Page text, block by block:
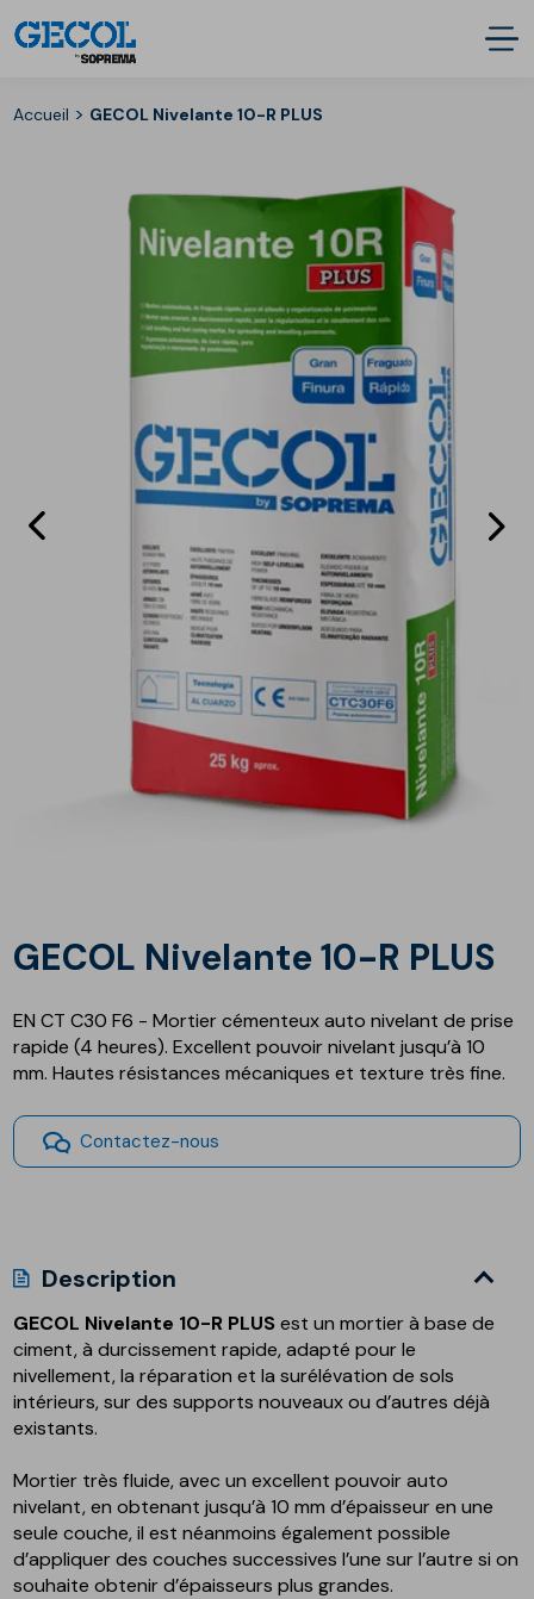
Accueil > GECOL Nivelante 10-R PLUS
précédent
GECOL Nivelante 10-R PLUS
EN CT C30 F6 - Mortier cémenteux auto nivelant de prise
rapide (4 heures). Excellent pouvoir nivelant jusqu’à 10
mm. Hautes résistances mécaniques et texture très fine.
Contactez-nous
Description
GECOL Nivelante 10-R PLUSest un mortier à base de
ciment, à durcissement rapide, adapté pour le
nivellement, la réparation et la surélévation de sols
intérieurs, sur des supports nouveaux ou d’autres déjà
existants.
Mortier très fluide, avec un excellent pouvoir auto
nivelant, en obtenant jusqu’à 10 mm d’épaisseur en une
seule couche, il est néanmoins également possible
d’appliquer des couches successives l’une sur l’autre si on
souhaite obtenir d’épaisseurs plus grandes.